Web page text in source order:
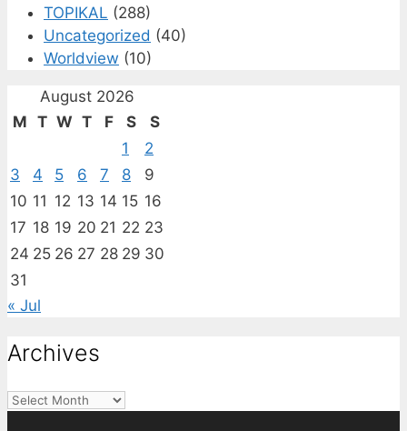
TOPIKAL (288)
Uncategorized (40)
Worldview (10)
August 2026
M T W T F S
S
1
2
3
4 5 6 7 8
9
10 11 12 13 14 15 16
17 18 19 20 21 22 23
24 25 26 27 28 29 30
31
« Jul
Archives
Archives